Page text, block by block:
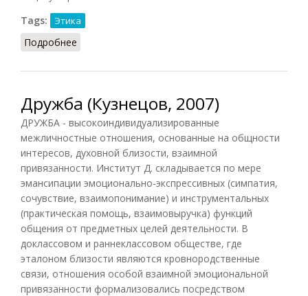
Tags:
Этика
Подробнее
Дружба (Кузнецов, 2007)
ДРУЖБА - высокоиндивидуализированные
межличностные отношения, основанные на общности
интересов, духовной близости, взаимной
привязанности. Институт Д. складывается по мере
эмансипации эмоционально-экспрессивных (симпатия,
сочувствие, взаимопонимание) и инструментальных
(практическая помощь, взаимовыручка) функций
общения от предметных целей деятельности. В
доклассовом и раннеклассовом обществе, где
эталоном близости являются кровнородственные
связи, отношения особой взаимной эмоциональной
привязанности формализовались посредством